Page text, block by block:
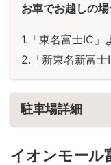
お車でお越しの
「東名富士IC
「新東名新富
駐車場詳細
イオンモール